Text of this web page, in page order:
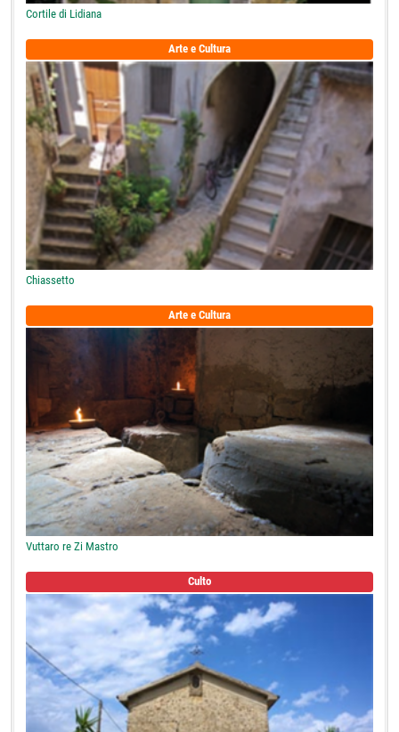
Cortile di Lidiana
Arte e Cultura
Chiassetto
Arte e Cultura
Vuttaro re Zi Mastro
Culto